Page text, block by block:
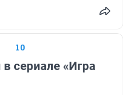
10
сериале «Игра